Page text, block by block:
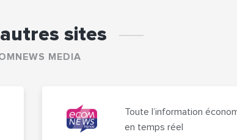
autres sites
MEDIA
Toute l’information
en temps réel